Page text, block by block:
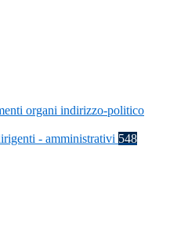
organi indirizzo-politico
- amministrativi 548